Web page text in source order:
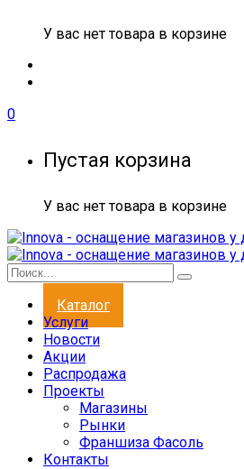
У вас нет товара в корзине
0
Пустая корзина
У вас нет товара в корзине
Каталог
Услуги
Новости
Акции
Распродажа
Проекты
Магазины
Рынки
Франшиза Фасоль
Контакты